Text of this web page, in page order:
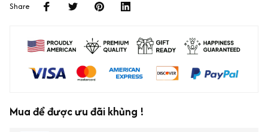
Share
Mua để được ưu đãi khủng !